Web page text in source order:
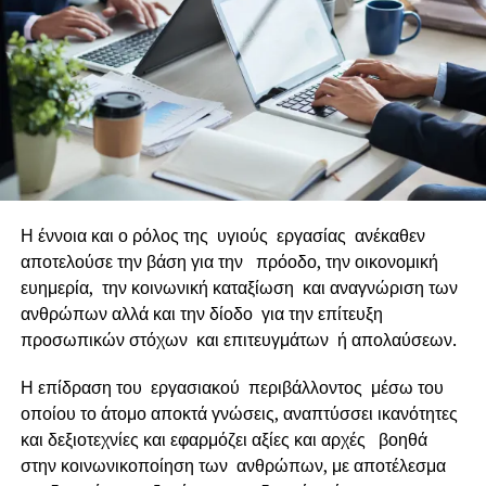
Το Womanitee Toolkit ταξιδεύει σε κάθε τοπική
κοινωνία της Ελλάδος και μπορεί να εφαρμοστεί είτε
σε κάθε τόπο είτε μέσα σε κάθε επιχείρηση
υποστηρίζοντας τις γυναίκες εργαζόμενες
Η ομάδα του Womanitee αφού μελετήσει τα
χαρακτηριστικά κάθε τόπου ή κάθε εταιρείας ,
προτείνει συγκεκριμένα εργαλεία τα οποία
εφαρμόζει
Κάποια ενδεικτικά οφέλη από την εφαρμογή της
εργαλειοθήκης είναι:
Ενδυνάμωση
Ενημέρωση και παροχή επιχειρηματικών
εργαλείων
Η έννοια και ο ρόλος της υγιούς εργασίας ανέκαθεν
αποτελούσε την βάση για την πρόοδο, την οικονομική
ευημερία, την κοινωνική καταξίωση και αναγνώριση των
ανθρώπων αλλά και την δίοδο για την επίτευξη
προσωπικών στόχων και επιτευγμάτων ή απολαύσεων.
Η επίδραση του εργασιακού περιβάλλοντος μέσω του
οποίου το άτομο αποκτά γνώσεις, αναπτύσσει ικανότητες
και δεξιοτεχνίες και εφαρμόζει αξίες και αρχές βοηθά
στην κοινωνικοποίηση των ανθρώπων, με αποτέλεσμα